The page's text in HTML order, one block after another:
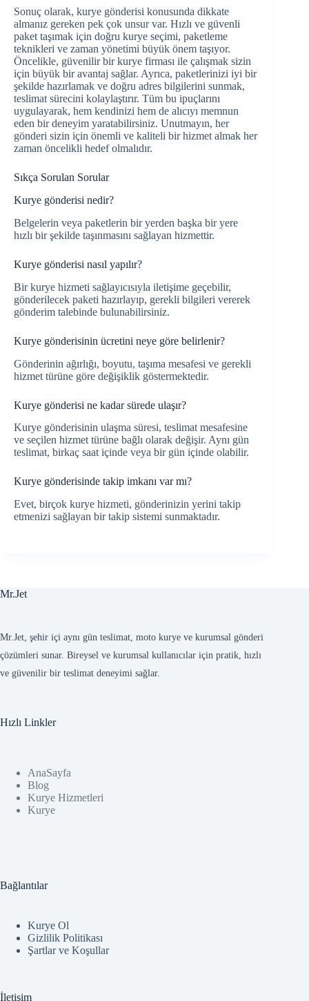
Sonuç olarak, kurye gönderisi konusunda dikkate
almanız gereken pek çok unsur var. Hızlı ve güvenli
paket taşımak için doğru kurye seçimi, paketleme
teknikleri ve zaman yönetimi büyük önem taşıyor.
Öncelikle, güvenilir bir kurye firması ile çalışmak sizin
için büyük bir avantaj sağlar. Ayrıca, paketlerinizi iyi bir
şekilde hazırlamak ve doğru adres bilgilerini sunmak,
teslimat sürecini kolaylaştırır. Tüm bu ipuçlarını
uygulayarak, hem kendinizi hem de alıcıyı memnun
eden bir deneyim yaratabilirsiniz. Unutmayın, her
gönderi sizin için önemli ve kaliteli bir hizmet almak her
zaman öncelikli hedef olmalıdır.
Sıkça Sorulan Sorular
Kurye gönderisi nedir?
Belgelerin veya paketlerin bir yerden başka bir yere
hızlı bir şekilde taşınmasını sağlayan hizmettir.
Kurye gönderisi nasıl yapılır?
Bir kurye hizmeti sağlayıcısıyla iletişime geçebilir,
gönderilecek paketi hazırlayıp, gerekli bilgileri vererek
gönderim talebinde bulunabilirsiniz.
Kurye gönderisinin ücretini neye göre belirlenir?
Gönderinin ağırlığı, boyutu, taşıma mesafesi ve gerekli
hizmet türüne göre değişiklik göstermektedir.
Kurye gönderisi ne kadar sürede ulaşır?
Kurye gönderisinin ulaşma süresi, teslimat mesafesine
ve seçilen hizmet türüne bağlı olarak değişir. Aynı gün
teslimat, birkaç saat içinde veya bir gün içinde olabilir.
Kurye gönderisinde takip imkanı var mı?
Evet, birçok kurye hizmeti, gönderinizin yerini takip
etmenizi sağlayan bir takip sistemi sunmaktadır.
Mr.Jet
Mr.Jet, şehir içi aynı gün teslimat, moto kurye ve kurumsal gönderi
çözümleri sunar. Bireysel ve kurumsal kullanıcılar için pratik, hızlı
ve güvenilir bir teslimat deneyimi sağlar.
Hızlı Linkler
AnaSayfa
Blog
Kurye Hizmetleri
Kurye
Bağlantılar
Kurye Ol
Gizlilik Politikası
Şartlar ve Koşullar
İletişim